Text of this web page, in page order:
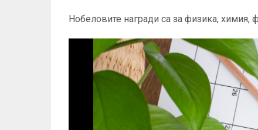
Нобеловите награди са за физика, химия,